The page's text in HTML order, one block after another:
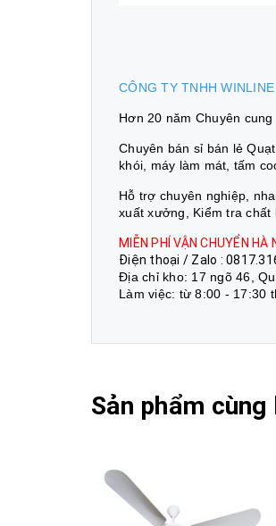
CÔNG TY TNHH
Hơn 20 năm Chuyên
Chuyên bán sỉ bán lẻ
khói, máy làm mát, tấm
Hỗ trợ chuyên nghiệp,
xuất xưởng, Kiểm tra chất
MIỄN PHÍ VẬN CHUYỂN HÀ
Điện thoại / Zalo :
Địa chỉ kho: 17 ngõ 46,
Làm việc: từ 8:00 - 17:30
Sản phẩm cùng